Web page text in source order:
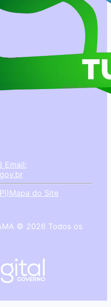
Email:
Mapa do Site
© 2026 Todos os